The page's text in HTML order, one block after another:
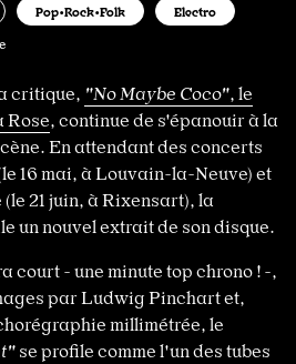
Mastodon
par e-mail
Copiez l’urlPop•Rock•Folk Electro
critique, "No Maybe Coco", le
Rose, continue de s'épanouir à la
En attendant des concerts
16 mai, à Louvain-la-Neuve) et
21 juin, à Rixensart), la
un nouvel extrait de son disque.
court - une minute top chrono ! -,
par Ludwig Pinchart et,
millimétrée, le
se profile comme l'un des tubes